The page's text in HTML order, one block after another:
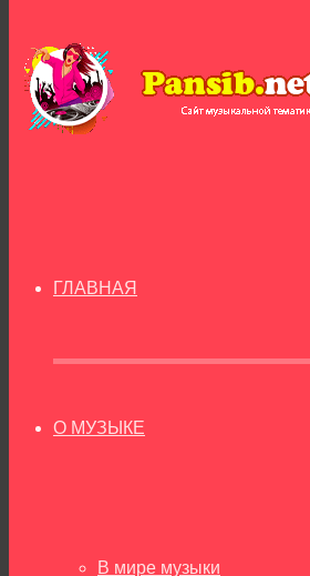
ГЛАВНАЯ
О МУЗЫКЕ
В мире музыки